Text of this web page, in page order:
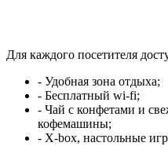
Для каждого посетителя
- Удобная зона отдыха;
- Бесплатный wi-fi;
- Чай с конфетами и
кофемашины;
- X-box, настольные